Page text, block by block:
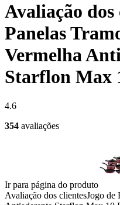
Avaliação dos
Panelas
Vermelha
Starflon Max
4.6
354 avaliações
Ir para página do produto
Avaliação dos clientesJogo de